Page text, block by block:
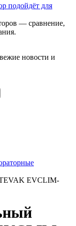
подойдёт для
— сравнение,
новости и
EVCLIM-